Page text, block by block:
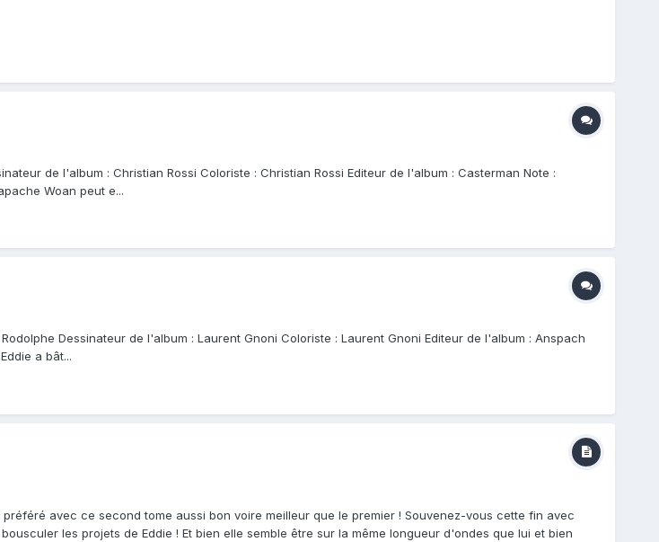
de l'album : Christian Rossi Coloriste : Christian Rossi Editeur de l'album : Casterman Note :
Woan peut e...
Dessinateur de l'album : Laurent Gnoni Coloriste : Laurent Gnoni Editeur de l'album : Anspach
a bât...
avec ce second tome aussi bon voire meilleur que le premier ! Souvenez-vous cette fin avec
les projets de Eddie ! Et bien elle semble être sur la même longueur d'ondes que lui et bien